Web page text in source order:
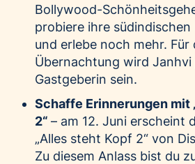
Bollywood-
probiere ihre
und erlebe noch mehr. Für
Übernachtung wird
Gastgeberin sein.
Schaffe Erinnerungen mit
2“ – am 12. Juni erscheint
„Alles steht Kopf 2“ von
Zu diesem Anlass bist du